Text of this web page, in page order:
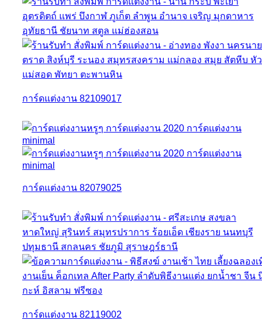
การ์ดแต่งงาน 82109017
การ์ดแต่งงาน 82079025
การ์ดแต่งงาน 82119002